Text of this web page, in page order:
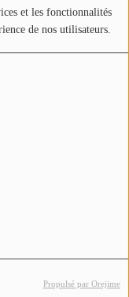
et les fonctionnalités
de nos utilisateurs.
Propulsé par Orejime
n’existe plus.